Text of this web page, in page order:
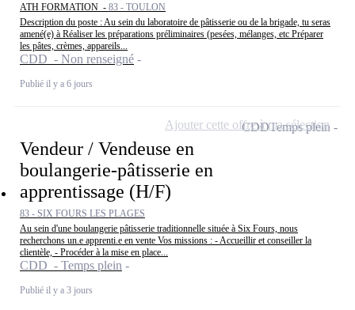
ATH FORMATION - 83 - TOULON
Description du poste : Au sein du laboratoire de pâtisserie ou de la brigade, tu seras
amené(e) à Réaliser les préparations préliminaires (pesées, mélanges, etc Préparer
les pâtes, crèmes, appareils...
CDD - Non renseigné
Publié il y a 6 jours
Vendeur / Vendeuse en
boulangerie-pâtisserie en
apprentissage (H/F)
83 - SIX FOURS LES PLAGES
Au sein d'une boulangerie pâtisserie traditionnelle située à Six Fours, nous
recherchons un.e apprenti.e en vente Vos missions : - Accueillir et conseiller la
clientèle, - Procéder à la mise en place...
CDD - Temps plein
Publié il y a 3 jours
CDDTemps plein
Ajouter cette offre à ma sélection